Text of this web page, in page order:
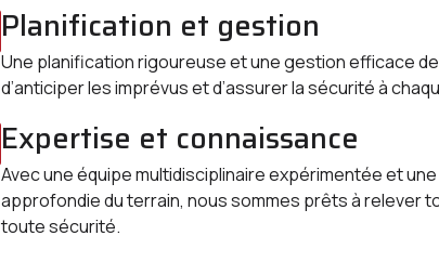
Planification et gestion
Une planification rigoureuse et une gestion efficace
d’anticiper les imprévus et d’assurer la sécurité à
Expertise et connaissance
Avec une équipe multidisciplinaire expérimentée et
approfondie du terrain, nous sommes prêts à relever
toute sécurité.